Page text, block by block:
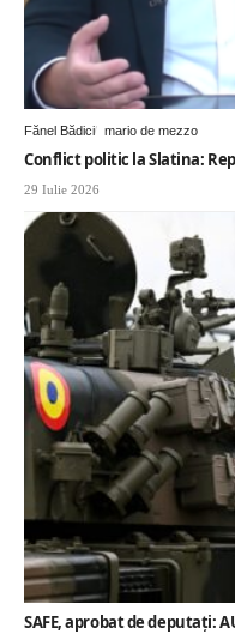
Fănel Bădici mario de mezzo
Conflict politic la Slatina:
29 Iulie 2026
SAFE, aprobat de deputați: